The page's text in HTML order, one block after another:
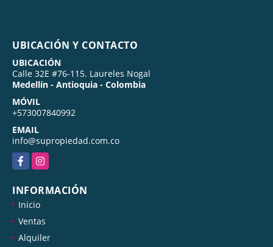
UBICACIÓN Y CONTACTO
UBICACIÓN
Calle 32E #76-115. Laureles Nogal
Medellín - Antioquia - Colombia
MÓVIL
+573007840992
EMAIL
info@supropiedad.com.co
FacebookInstagram
INFORMACIÓN
Inicio
Ventas
Alquiler